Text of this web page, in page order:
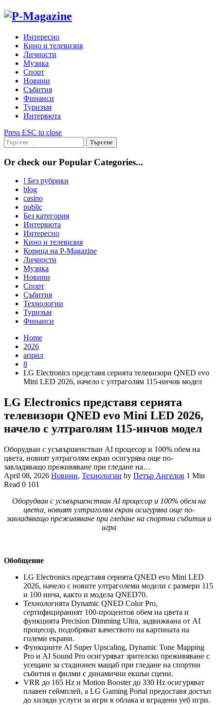
Skip
Интересно
Кино и телевизия
Личности
Музика
Спорт
Новини
Събития
Финанси
Туризъм
Интервюта
Press ESC to close
Търсене
за:
Or check our Popular Categories...
! Без рубрики
blog
casino
public
Без категория
Интервюта
Интересно
Кино и телевизия
Корица на P-Magazine
Личности
Музика
Новини
Спорт
Събития
Технологии
Туризъм
Финанси
Home
2026
април
8
LG Electronics представя серията телевизори QNED evo
Mini LED 2026, начело с ултраголям 115-инчов модел
LG Electronics представя серията
телевизори QNED evo Mini LED 2026,
начело с ултраголям 115-инчов модел
Оборудван с усъвършенстван AI процесор и 100% обем на
цвета, новият ултраголям екран осигурява още по-
завладяващо преживяване при гледане на…
April 08, 2026 Новини, Технологии by Петър Ангелов 1 Min
Read 0 101
Оборудван с усъвършенстван AI процесор и 100% обем на
цвета, новият ултраголям екран осигурява още по-
завладяващо преживяване при гледане на спортни събития и
игра
Обобщение
LG Electronics представя серията QNED evo Mini LED
2026, начело с новите ултраголеми модели с размери 115
и 100 инча, както и модела QNED70.
Технологията Dynamic QNED Color Pro,
сертифицираният 100-процентов обем на цвета и
функцията Precision Dimming Ultra, задвижвана от AI
процесор, подобряват качеството на картината на
големи екрани.
Функциите AI Super Upscaling, Dynamic Tone Mapping
Pro и AI Sound Pro осигуряват зрителско преживяване с
усещане за стадионен мащаб при гледане на спортни
събития и филми с динамични екшън сцени.
VRR до 165 Hz и Motion Booster до 330 Hz осигуряват
плавен геймплей, а LG Gaming Portal предоставя достъп
до хиляди услуги за игри в облака и вградени уеб игри.